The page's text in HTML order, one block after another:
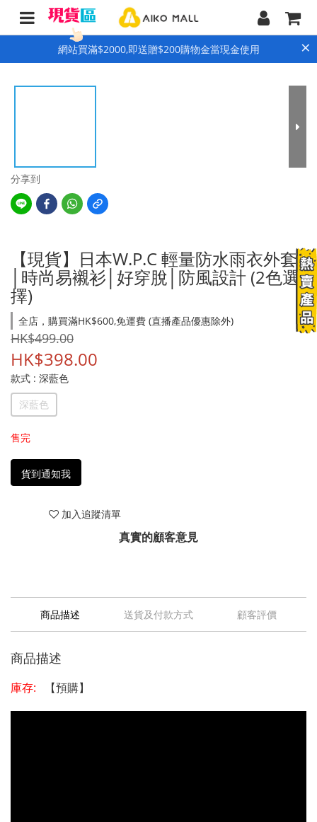
網站買滿$2000,即送贈$200購物金當現金使用 ×
分享到
【現貨】日本W.P.C 輕量防水雨衣外套
│時尚易襯衫│好穿脫│防風設計 (2色選
擇)
全店，購買滿HK$600,免運費 (直播產品優惠除外)
HK$499.00
HK$398.00
款式 : 深藍色
深藍色
售完
貨到通知我
加入追蹤清單
真實的顧客意見
商品描述 送貨及付款方式 顧客評價
商品描述
庫存: 【預購】